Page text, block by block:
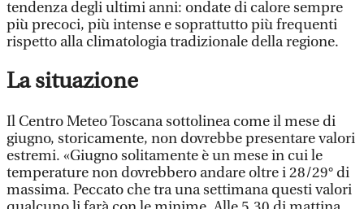
tendenza degli ultimi anni: ondate di calore sempre
più precoci, più intense e soprattutto più frequenti
rispetto alla climatologia tradizionale della regione.
La situazione
Il Centro Meteo Toscana sottolinea come il mese di
giugno, storicamente, non dovrebbe presentare valori
estremi. «Giugno solitamente è un mese in cui le
temperature non dovrebbero andare oltre i 28/29° di
massima. Peccato che tra una settimana questi valori